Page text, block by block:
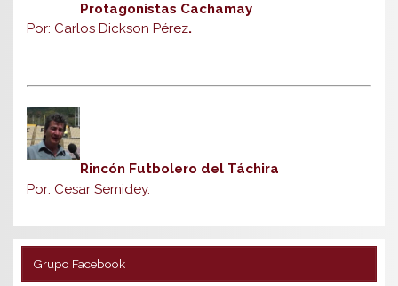
Protagonistas Cachamay
Por: Carlos Dickson Pérez.
Rincón Futbolero del Táchira
Por: Cesar Semidey.
Grupo Facebook